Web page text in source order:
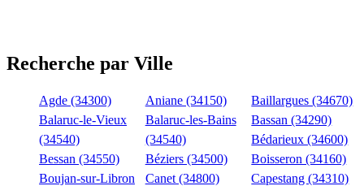
Recherche par Ville
Agde (34300) Aniane (34150)
Baillargues (34670)
Balaruc-le-Vieux
(34540)
Balaruc-les-Bains
(34540)
Bassan (34290)
Bédarieux (34600)
Bessan (34550)
Béziers (34500)
Boisseron (34160)
Boujan-sur-Libron
Canet (34800)
Capestang (34310)